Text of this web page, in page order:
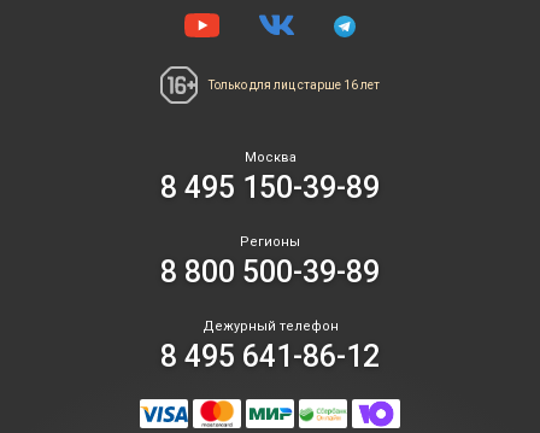
Только для лиц старше 16 лет
Москва
8 495 150-39-89
Регионы
8 800 500-39-89
Дежурный телефон
8 495 641-86-12